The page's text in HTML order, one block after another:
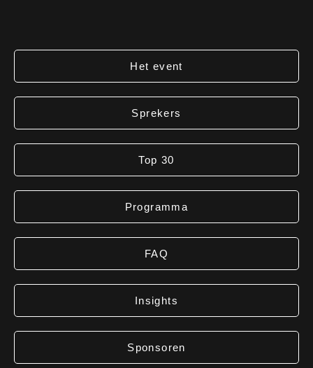
Het event
Sprekers
Top 30
Programma
FAQ
Insights
Sponsoren